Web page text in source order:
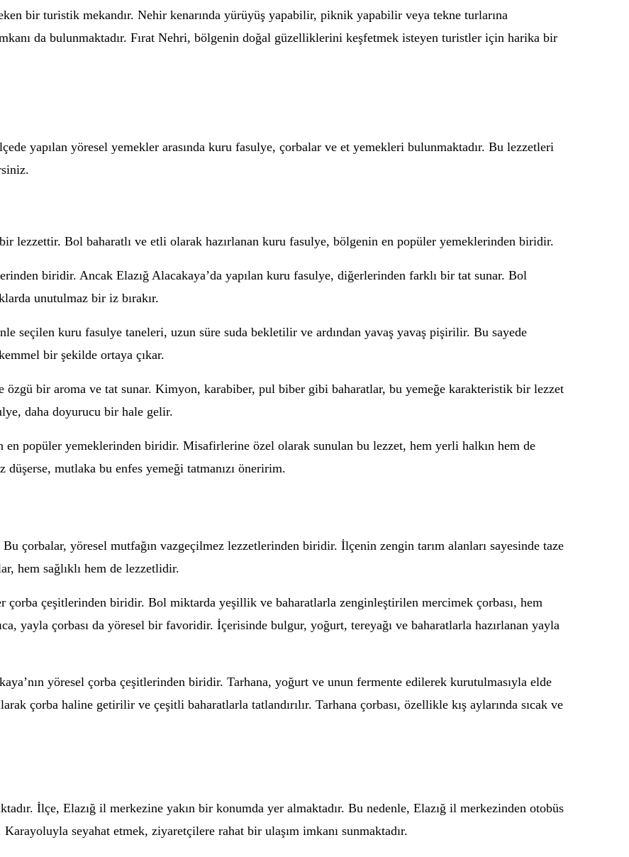
bir turistik mekandır. Nehir kenarında yürüyüş yapabilir, piknik yapabilir veya tekne turlarına
da bulunmaktadır. Fırat Nehri, bölgenin doğal güzelliklerini keşfetmek isteyen turistler için harika bir
yapılan yöresel yemekler arasında kuru fasulye, çorbalar ve et yemekleri bulunmaktadır. Bu lezzetleri
lezzettir. Bol baharatlı ve etli olarak hazırlanan kuru fasulye, bölgenin en popüler yemeklerinden biridir.
biridir. Ancak Elazığ Alacakaya’da yapılan kuru fasulye, diğerlerinden farklı bir tat sunar. Bol
unutulmaz bir iz bırakır.
seçilen kuru fasulye taneleri, uzun süre suda bekletilir ve ardından yavaş yavaş pişirilir. Bu sayede
bir şekilde ortaya çıkar.
özgü bir aroma ve tat sunar. Kimyon, karabiber, pul biber gibi baharatlar, bu yemeğe karakteristik bir lezzet
daha doyurucu bir hale gelir.
en popüler yemeklerinden biridir. Misafirlerine özel olarak sunulan bu lezzet, hem yerli halkın hem de
mutlaka bu enfes yemeği tatmanızı öneririm.
çorbalar, yöresel mutfağın vazgeçilmez lezzetlerinden biridir. İlçenin zengin tarım alanları sayesinde taze
hem sağlıklı hem de lezzetlidir.
çorba çeşitlerinden biridir. Bol miktarda yeşillik ve baharatlarla zenginleştirilen mercimek çorbası, hem
yayla çorbası da yöresel bir favoridir. İçerisinde bulgur, yoğurt, tereyağı ve baharatlarla hazırlanan yayla
yöresel çorba çeşitlerinden biridir. Tarhana, yoğurt ve unun fermente edilerek kurutulmasıyla elde
çorba haline getirilir ve çeşitli baharatlarla tatlandırılır. Tarhana çorbası, özellikle kış aylarında sıcak ve
İlçe, Elazığ il merkezine yakın bir konumda yer almaktadır. Bu nedenle, Elazığ il merkezinden otobüs
seyahat etmek, ziyaretçilere rahat bir ulaşım imkanı sunmaktadır.